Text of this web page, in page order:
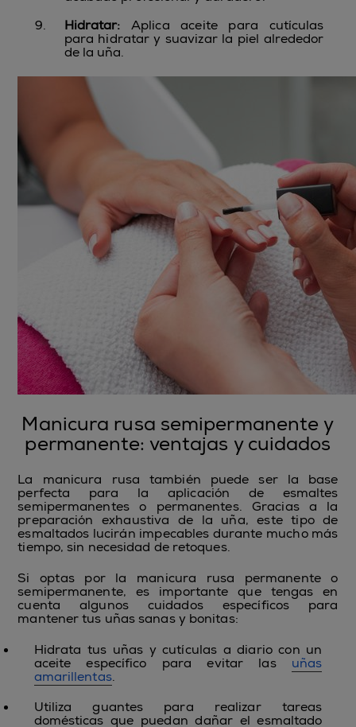
Hidratar: Aplica aceite para cutículas
para hidratar y suavizar la piel alrededor
de la uña.
Manicura rusa semipermanente y
permanente: ventajas y cuidados
La manicura rusa también puede ser la base
perfecta para la aplicación de esmaltes
semipermanentes o permanentes. Gracias a la
preparación exhaustiva de la uña, este tipo de
esmaltados lucirán impecables durante mucho más
tiempo, sin necesidad de retoques.
Si optas por la manicura rusa permanente o
semipermanente, es importante que tengas en
cuenta algunos cuidados específicos para
mantener tus uñas sanas y bonitas:
Hidrata tus uñas y cutículas a diario con un
aceite específico para evitar las uñas
amarillentas.
Utiliza guantes para realizar tareas
domésticas que puedan dañar el esmaltado